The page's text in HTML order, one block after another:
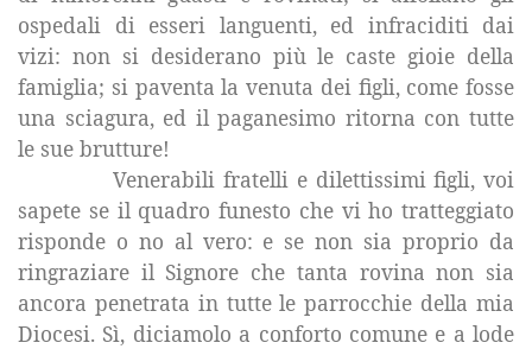
ospedali di esseri languenti, ed infraciditi dai
vizi: non si desiderano più le caste gioie della
famiglia; si paventa la venuta dei figli, come fosse
una sciagura, ed il paganesimo ritorna con tutte
le sue brutture!
Venerabili fratelli e dilettissimi figli, voi
sapete se il quadro funesto che vi ho tratteggiato
risponde o no al vero: e se non sia proprio da
ringraziare il Signore che tanta rovina non sia
ancora penetrata in tutte le parrocchie della mia
Diocesi. Sì, diciamolo a conforto comune e a lode